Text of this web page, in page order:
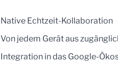
Native Echtzeit-Kollaboration
Von jedem Gerät aus
Integration in das Google-